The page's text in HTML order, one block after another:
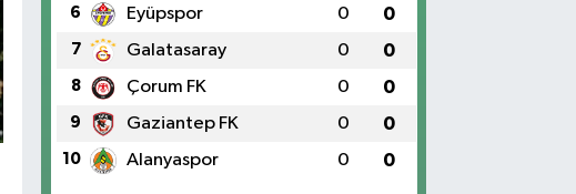
6 Eyüpspor 0 0
7 Galatasaray 0 0
8 Çorum FK 0 0
9 Gaziantep FK 0 0
10 Alanyaspor 0 0